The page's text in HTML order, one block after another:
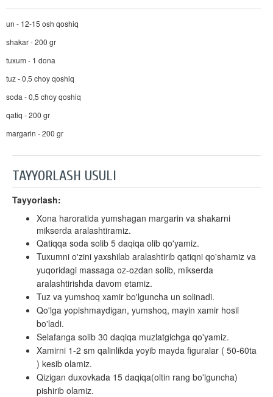
un - 12-15 osh qoshiq
shakar - 200 gr
tuxum - 1 dona
tuz - 0,5 choy qoshiq
soda - 0,5 choy qoshiq
qatiq - 200 gr
margarin - 200 gr
TAYYORLASH USULI
Tayyorlash:
Xona haroratida yumshagan margarin va shakarni
mikserda aralashtiramiz.
Qatiqqa soda solib 5 daqiqa olib qo'yamiz.
Tuxumni o'zini yaxshilab aralashtirib qatiqni qo'shamiz va
yuqoridagi massaga oz-ozdan solib, mikserda
aralashtirishda davom etamiz.
Tuz va yumshoq xamir bo'lguncha un solinadi.
Qo'lga yopishmaydigan, yumshoq, mayin xamir hosil
bo'ladi.
Selafanga solib 30 daqiqa muzlatgichga qo'yamiz.
Xamirni 1-2 sm qalinlikda yoyib mayda figuralar ( 50-60ta
) kesib olamiz.
Qizigan duxovkada 15 daqiqa(oltin rang bo'lguncha)
pishirib olamiz.